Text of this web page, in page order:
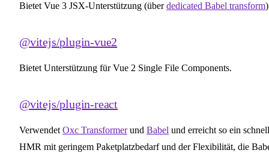
Bietet Vue 3 JSX-Unterstützung (überdedicated Babel transform
@vitejs/plugin-vue2
Bietet Unterstützung für Vue 2 Single File Components.
@vitejs/plugin-react
Verwendet Oxc Transformerund Babel und erreicht so ein
HMR mit geringem Paketplatzbedarf und der Flexibilität, die